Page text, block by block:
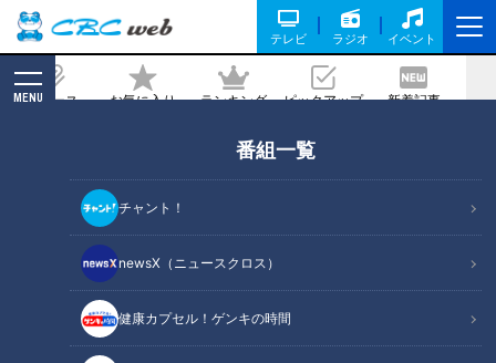
テレビ ラジオ イベント
ニュース お気に入り ランキング ピックアップ 新着記事
MENU
番組一覧
チャント！
newsX（ニュースクロス）
健康カプセル！ゲンキの時間
ンピング体験ができるアクティビティリ
ゾートが三重県にグランドオープン
記事に戻る